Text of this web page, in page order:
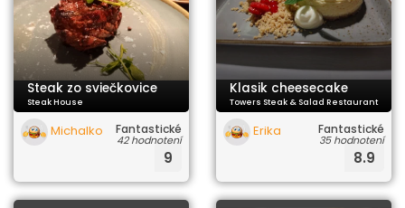
Steak zo sviečkovice
Steak House
Michalko Fantastické
42 hodnotení
9
Klasik cheesecake
Towers Steak & Salad Restaurant
Erika Fantastické
35 hodnotení
8.9